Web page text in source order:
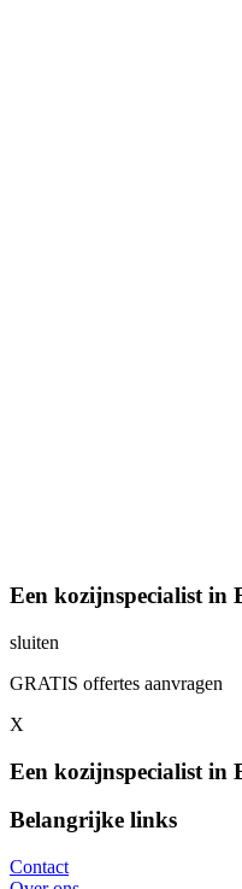
Een kozijnspecialist in
sluiten
GRATIS offertes aanvragen
X
Een kozijnspecialist in
Belangrijke links
Contact